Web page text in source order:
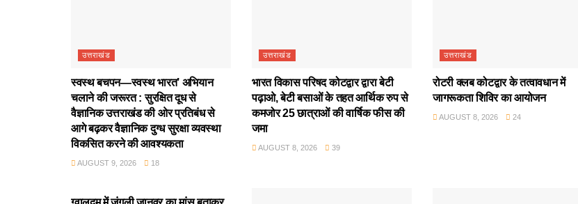
उत्तराखंड
स्वस्थ बचपन—स्वस्थ भारत’ अभियान
चलाने की जरूरत : सुरक्षित दूध से
वैज्ञानिक उत्तराखंड की ओर प्रतिबंध से
आगे बढ़कर वैज्ञानिक दुग्ध सुरक्षा व्यवस्था
विकसित करने की आवश्यकता
AUGUST 9, 2026 18
उत्तराखंड
भारत विकास परिषद कोटद्वार द्वारा बेटी
पढ़ाओ, बेटी बसाओं के तहत आर्थिक रुप से
कमजोर 25 छात्राओं की वार्षिक फीस की
जमा
AUGUST 8, 2026 39
उत्तराखंड
रोटरी क्लब कोटद्वार के तत्वावधान में
जागरूकता शिविर का आयोजन
AUGUST 8, 2026 24